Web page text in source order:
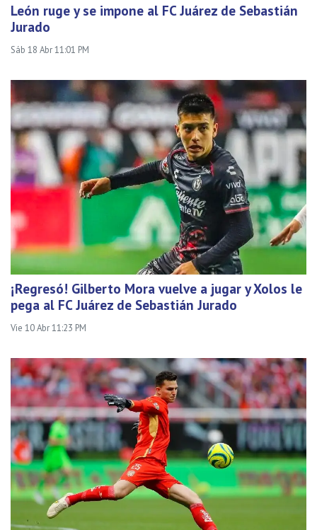
León ruge y se impone al FC Juárez de Sebastián
Jurado
Sáb 18 Abr 11:01 PM
¡Regresó! Gilberto Mora vuelve a jugar y Xolos le
pega al FC Juárez de Sebastián Jurado
Vie 10 Abr 11:23 PM